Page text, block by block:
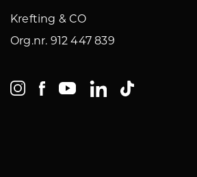
Krefting & CO
Org.nr. 912 447 839